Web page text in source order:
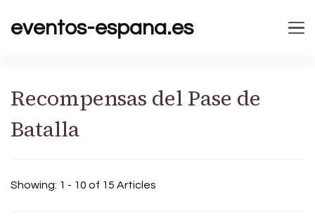
eventos-espana.es
Recompensas del Pase de
Batalla
Showing: 1 - 10 of 15 Articles